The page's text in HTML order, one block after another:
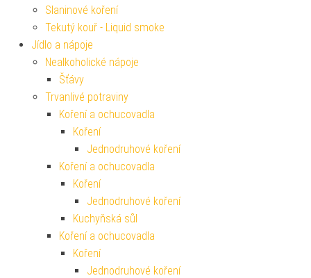
Slaninové koření
Tekutý kouř - Liquid smoke
Jídlo a nápoje
Nealkoholické nápoje
Šťávy
Trvanlivé potraviny
Koření a ochucovadla
Koření
Jednodruhové koření
Koření a ochucovadla
Koření
Jednodruhové koření
Kuchyňská sůl
Koření a ochucovadla
Koření
Jednodruhové koření